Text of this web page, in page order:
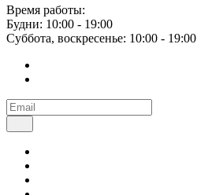
Время работы:
Будни: 10:00 - 19:00
Суббота, воскресенье: 10:00 - 19:00